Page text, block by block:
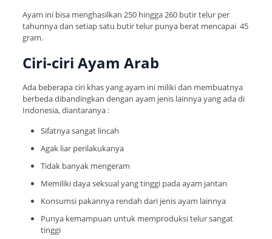
Ayam ini bisa menghasilkan 250 hingga 260 butir telur per
tahunnya dan setiap satu butir telur punya berat mencapai 45
gram.
Ciri-ciri Ayam Arab
Ada beberapa ciri khas yang ayam ini miliki dan membuatnya
berbeda dibandingkan dengan ayam jenis lainnya yang ada di
Indonesia, diantaranya :
Sifatnya sangat lincah
Agak liar perilakukanya
Tidak banyak mengeram
Memiliki daya seksual yang tinggi pada ayam jantan
Konsumsi pakannya rendah dari jenis ayam lainnya
Punya kemampuan untuk memproduksi telur sangat
tinggi